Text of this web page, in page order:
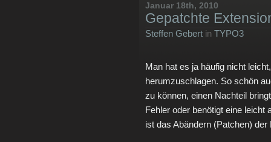
Januar 18th, 2010
Gepatchte
Steffen Gebert in TYPO3
Man hat es ja häufig nicht
herumzuschlagen. So schön
zu können, einen Nachteil
Fehler oder benötigt eine leicht
ist das Abändern (Patchen)